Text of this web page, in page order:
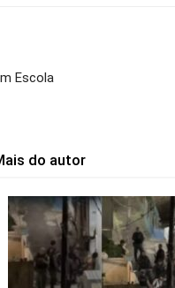
Escola
do autor